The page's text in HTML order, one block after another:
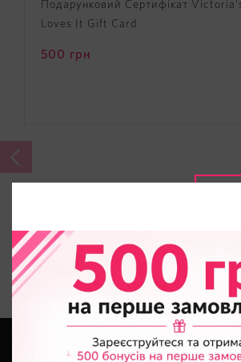
Подарунковий Сертифікат
Loves It Gift Card
500 грн